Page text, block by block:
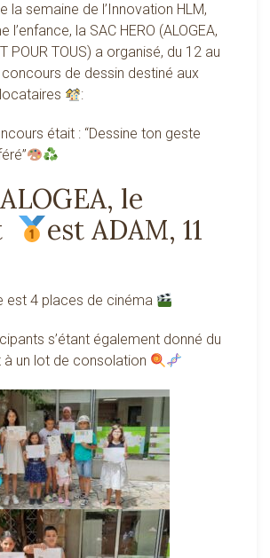
police
la semaine de l’Innovation HLM,
l’enfance, la SAC HERO (ALOGEA,
POUR TOUS) a organisé, du 12 au
concours de dessin destiné aux
:
était : “Dessine ton geste
le
est ADAM, 11
est 4 places de cinéma
s’étant également donné du
un lot de consolation